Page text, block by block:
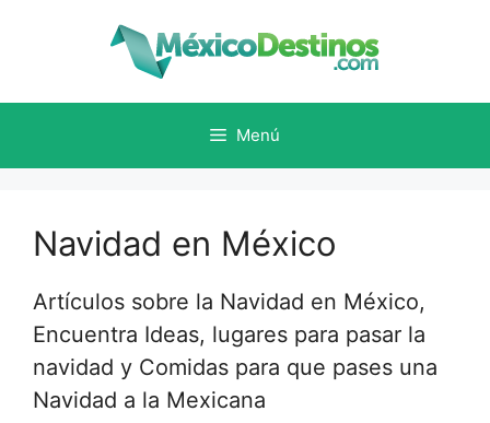
Menú
Navidad en México
Artículos sobre la Navidad en México,
Encuentra Ideas, lugares para pasar la
navidad y Comidas para que pases una
Navidad a la Mexicana